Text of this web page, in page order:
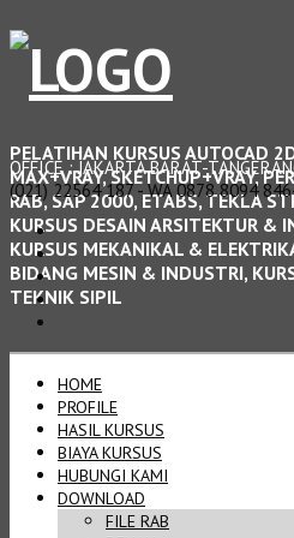
PELATIHAN KURSUS AUTOCAD
MAX+VRAY, SKETCHUP+VRAY,
RAB, SAP 2000, ETABS, TEKLA
KURSUS DESAIN ARSITEKTUR &
KURSUS MEKANIKAL &
BIDANG MESIN & INDUSTRI,
TEKNIK SIPIL
OFFICE : JAKARTA BARAT-
(021) 22564 187 - WA 0878 8094
HOME
PROFILE
HASIL KURSUS
BIAYA KURSUS
HUBUNGI KAMI
DOWNLOAD
FILE RAB